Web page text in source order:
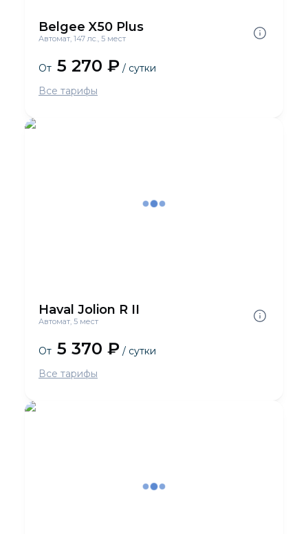
Belgee X50 Plus
Автомат, 147 лс., 5 мест
От 5 270 ₽ / сутки
Все тарифы
Haval Jolion R II
Автомат, 5 мест
От 5 370 ₽ / сутки
Все тарифы